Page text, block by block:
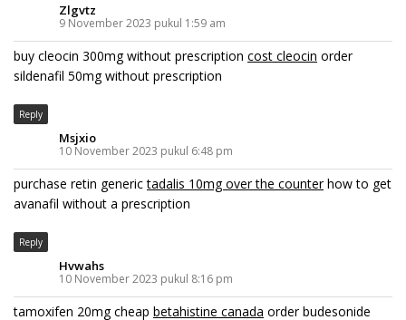
Zlgvtz
9 November 2023 pukul 1:59 am
buy cleocin 300mg without prescription cost cleocin order
sildenafil 50mg without prescription
Reply
Msjxio
10 November 2023 pukul 6:48 pm
purchase retin generictadalis 10mg over the counterhow to get
avanafil without a prescription
Reply
Hvwahs
10 November 2023 pukul 8:16 pm
tamoxifen 20mg cheap betahistine canada order budesonide